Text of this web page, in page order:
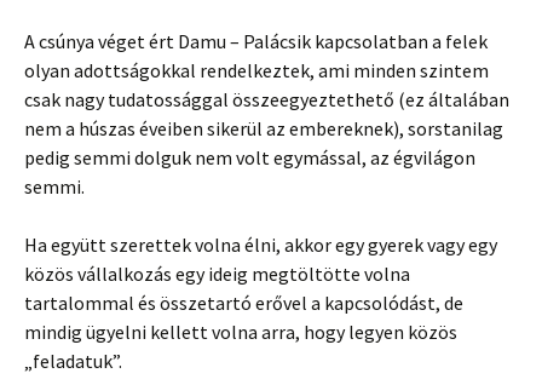
A csúnya véget ért Damu – Palácsik kapcsolatban a felek
olyan adottságokkal rendelkeztek, ami minden szintem
csak nagy tudatossággal összeegyeztethető (ez általában
nem a húszas éveiben sikerül az embereknek), sorstanilag
pedig semmi dolguk nem volt egymással, az égvilágon
semmi.
Ha együtt szerettek volna élni, akkor egy gyerek vagy egy
közös vállalkozás egy ideig megtöltötte volna
tartalommal és összetartó erővel a kapcsolódást, de
mindig ügyelni kellett volna arra, hogy legyen közös
„feladatuk”.